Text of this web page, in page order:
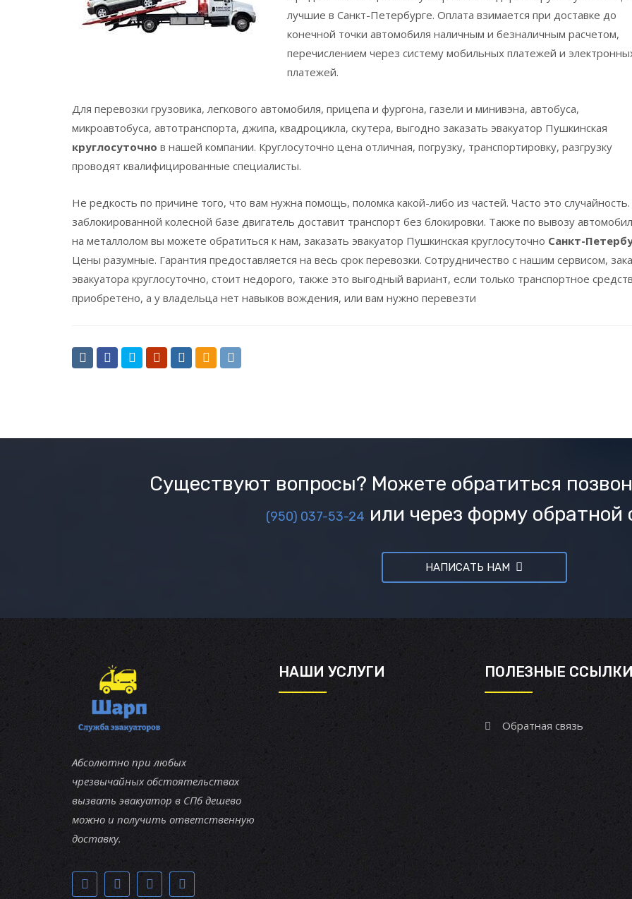
лучшие в Санкт-Петербурге. Оплата взимается при доставке до
конечной точки автомобиля наличным и безналичным расчетом,
перечислением через систему мобильных платежей и
платежей.
Для перевозки грузовика, легкового автомобиля, прицепа и фургона, газели и минивэна, автобуса,
микроавтобуса, автотранспорта, джипа, квадроцикла, скутера, выгодно заказать эвакуатор Пушкинская
круглосуточно в нашей компании. Круглосуточно цена отличная, погрузку, транспортировку, разгрузку
проводят квалифицированные специалисты.
Не редкость по причине того, что вам нужна помощь, поломка какой-либо из частей. Часто это
заблокированной колесной базе двигатель доставит транспорт без блокировки. Также по вывозу
на металлолом вы можете обратиться к нам, заказать эвакуатор Пушкинская круглосуточно Санкт-
Цены разумные. Гарантия предоставляется на весь срок перевозки. Сотрудничество с нашим сервисом,
эвакуатора круглосуточно, стоит недорого, также это выгодный вариант, если только транспортное
приобретено, а у владельца нет навыков вождения, или вам нужно перевезти
Существуют вопросы? Можете обратиться
(950) 037-53-24 или через форму обратной
НАПИСАТЬ НАМ
Абсолютно при любых
чрезвычайных обстоятельствах
вызвать эвакуатор в СПб дешево
можно и получить ответственную
доставку.
НАШИ УСЛУГИ ПОЛЕЗНЫЕ ССЫЛКИ
Обратная связь